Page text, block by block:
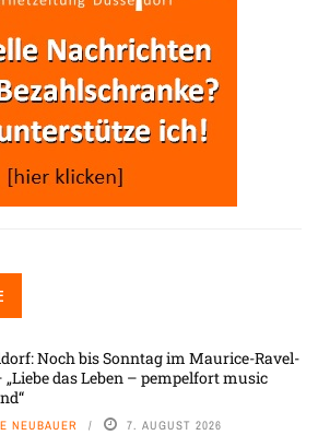
Noch bis Sonntag im Maurice-Ravel-
das Leben – pempelfort music
NEUBAUER 7. AUGUST 2026